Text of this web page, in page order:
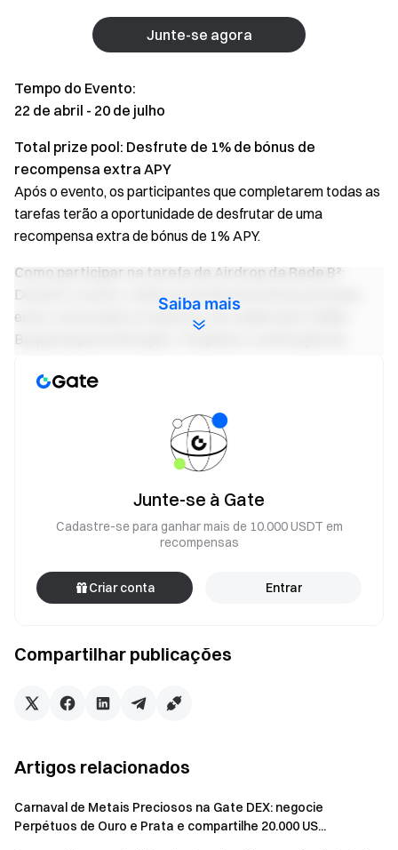
Junte-se agora
Tempo do Evento:
22 de abril - 20 de julho
Total prize pool: Desfrute de 1% de bónus de
recompensa extra APY
Após o evento, os participantes que completarem todas as
tarefas terão a oportunidade de desfrutar de uma
recompensa extra de bónus de 1% APY.
Como participar na tarefa de Airdrop da Rede B²:
Durante o evento, todas as tarefas interativas precisam
estar conectadas ao endereço da cadeia Gate Wallet
Bsquared para interação. Completar a verificação de
recompensas de airdrop.
1.Seguir contas de redes sociais
Complete as contas de redes sociais e volte para verificar.
Nota: Todas as tarefas de seguir nas redes sociais devem
2. Transferência de ativos entre cadeias completa
Ponte uma quantia mínima de 0.000012 BTC (excluindo
taxas de gás) para a Rede B² para concluir a tarefa. Uma
Nota: Todas as tarefas de seguir nas redes sociais devem
Verifique como ganhar na cadeia
Detalhes de staking de BTC
Aumente a chance de receber airdrops: Siga as
Saiba mais
Compartilhar publicações
Junte-se à Gate
Cadastre-se para ganhar mais de 10.000 USDT em
recompensas
Criar conta Entrar
Artigos relacionados
Carnaval de Metais Preciosos na Gate DEX: negocie
Perpétuos de Ouro e Prata e compartilhe 20.000 US...